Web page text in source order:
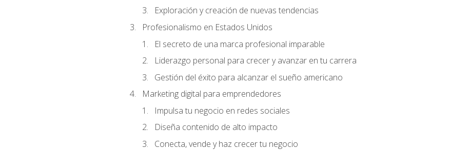
Exploración y creación de nuevas tendencias
Profesionalismo en Estados Unidos
El secreto de una marca profesional imparable
Liderazgo personal para crecer y avanzar en tu carrera
Gestión del éxito para alcanzar el sueño americano
Marketing digital para emprendedores
Impulsa tu negocio en redes sociales
Diseña contenido de alto impacto
Conecta, vende y haz crecer tu negocio